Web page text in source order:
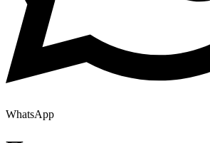
WhatsApp